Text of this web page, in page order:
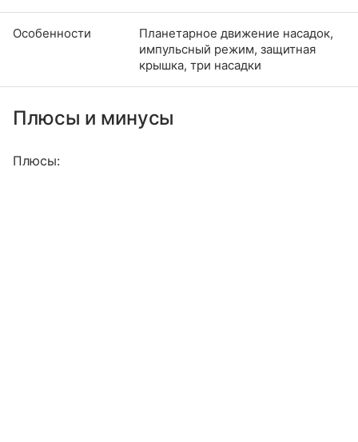
Особенности
Планетарное движение насадок,
импульсный режим, защитная
крышка, три насадки
Плюсы и минусы
Плюсы: